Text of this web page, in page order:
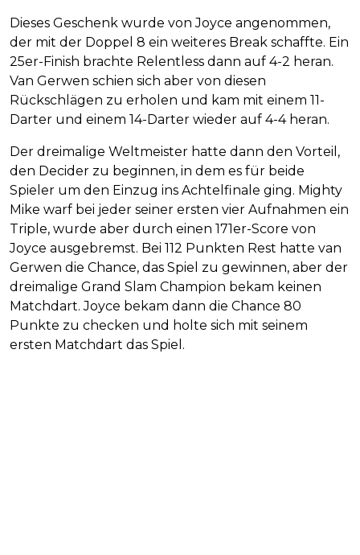
Dieses Geschenk wurde von Joyce angenommen,
der mit der Doppel 8 ein weiteres Break schaffte. Ein
25er-Finish brachte Relentless dann auf 4-2 heran.
Van Gerwen schien sich aber von diesen
Rückschlägen zu erholen und kam mit einem 11-
Darter und einem 14-Darter wieder auf 4-4 heran.
Der dreimalige Weltmeister hatte dann den Vorteil,
den Decider zu beginnen, in dem es für beide
Spieler um den Einzug ins Achtelfinale ging. Mighty
Mike warf bei jeder seiner ersten vier Aufnahmen ein
Triple, wurde aber durch einen 171er-Score von
Joyce ausgebremst. Bei 112 Punkten Rest hatte van
Gerwen die Chance, das Spiel zu gewinnen, aber der
dreimalige Grand Slam Champion bekam keinen
Matchdart. Joyce bekam dann die Chance 80
Punkte zu checken und holte sich mit seinem
ersten Matchdart das Spiel.